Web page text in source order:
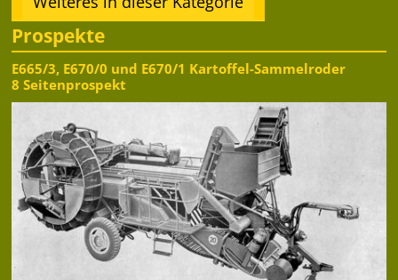
Prospekte
E665/3, E670/0 und E670/1 Kartoffel-Sammelroder
8 Seitenprospekt